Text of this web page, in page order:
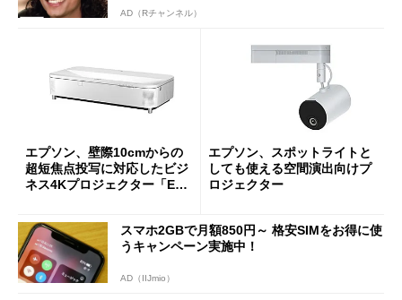
AD（Rチャンネル）
エプソン、壁際10cmからの
超短焦点投写に対応したビジ
ネス4Kプロジェクター「EB-
エプソン、スポットライトと
しても使える空間演出向けプ
ロジェクター
スマホ2GBで月額850円～ 格安SIMをお得に使
うキャンペーン実施中！
AD（IIJmio）